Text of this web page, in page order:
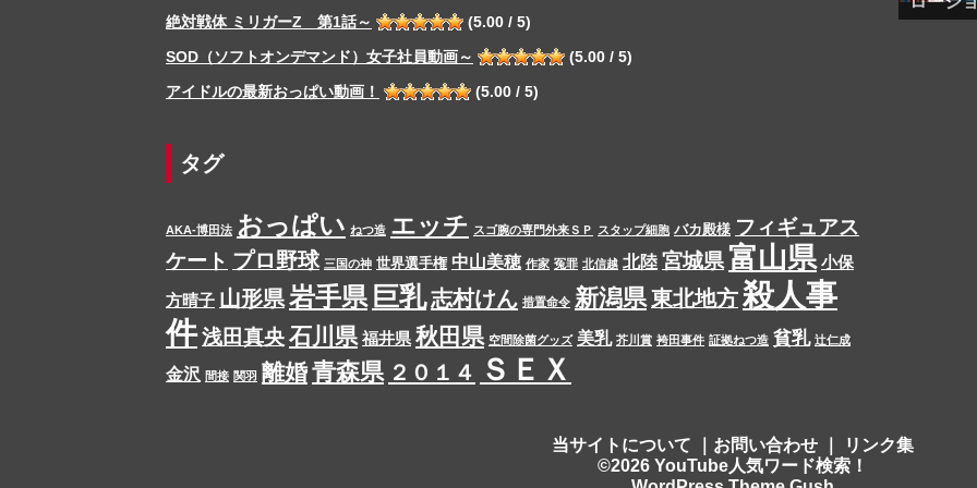
絶対戦体 ミリガーZ 第1話～
(5.00 / 5)
SOD（ソフトオンデマンド）女子社員動画～
(5.00 / 5)
アイドルの最新おっぱい動画！
(5.00 / 5)
タグ
AKA-博田法 おっぱい ねつ造 エッチ スゴ腕の専門外来ＳＰ スタップ細胞 バカ殿様 フィギュアス
ケート プロ野球 三国の神 世界選手権 中山美穂 作家 冤罪 北信越 北陸 宮城県 富山県 小保
方晴子 山形県岩手県 巨乳志村けん 措置命令 新潟県東北地方殺人事
件浅田真央石川県 福井県 秋田県 空間除菌グッズ 美乳 芥川賞 袴田事件 証拠ねつ造 貧乳 辻仁成
金沢 間接 関羽 離婚青森県 ２０１４ ＳＥＸ
当サイトについて お問い合わせ
リンク集
©2026 YouTube人気ワード検索！